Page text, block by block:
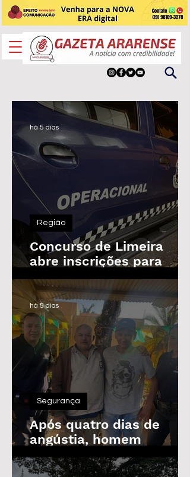
Concurso de Limeira
abre inscrições para
Guarda Civil, Trânsito e
Defesa Civil com 30
vagas imediatas
Região
há 5 dias
Após quatro dias de
angústia, homem
desaparecido é
encontrado em Araras
Segurança
há 5 dias